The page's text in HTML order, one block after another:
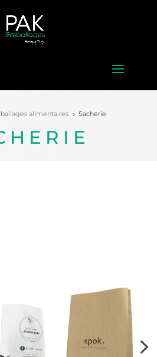
alimentaires 5 Sacherie